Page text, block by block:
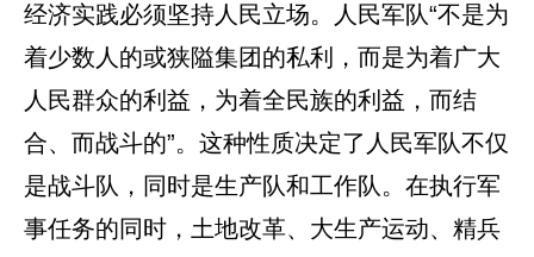
经济实践必须坚持人民立场。人民军队“不是为
着少数人的或狭隘集团的私利，而是为着广大
人民群众的利益，为着全民族的利益，而结
合、而战斗的”。这种性质决定了人民军队不仅
是战斗队，同时是生产队和工作队。在执行军
事任务的同时，土地改革、大生产运动、精兵